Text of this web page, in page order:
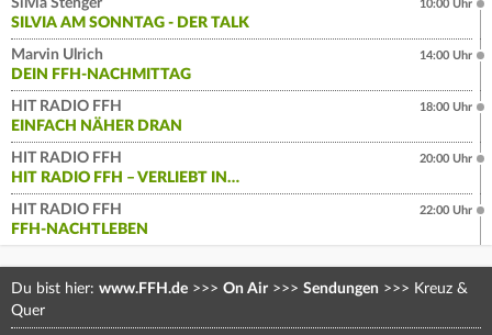
Silvia Stenger
SILVIA AM SONNTAG - DER TALK
10:00 Uhr
Marvin Ulrich
DEIN FFH-NACHMITTAG
14:00 Uhr
HIT RADIO FFH
EINFACH NÄHER DRAN
18:00 Uhr
HIT RADIO FFH
HIT RADIO FFH – VERLIEBT IN…
20:00 Uhr
HIT RADIO FFH
FFH-NACHTLEBEN
22:00 Uhr
Du bist hier: www.FFH.de >>> On Air >>> Sendungen >>> Kreuz &
Quer